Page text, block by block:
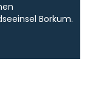
Borkum.